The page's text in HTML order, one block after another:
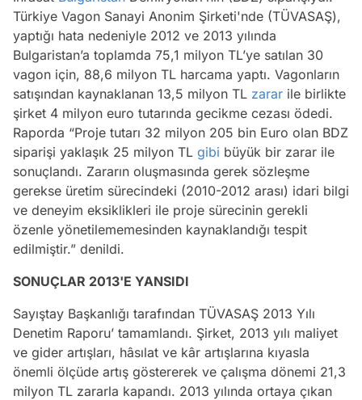
Türkiye Vagon Sanayi Anonim Şirketi'nde (TÜVASAŞ),
yaptığı hata nedeniyle 2012 ve 2013 yılında
Bulgaristan’a toplamda 75,1 milyon TL’ye satılan 30
vagon için, 88,6 milyon TL harcama yaptı. Vagonların
satışından kaynaklanan 13,5 milyon TL zarar ile birlikte
şirket 4 milyon euro tutarında gecikme cezası ödedi.
Raporda “Proje tutarı 32 milyon 205 bin Euro olan BDZ
siparişi yaklaşık 25 milyon TL gibi büyük bir zarar ile
sonuçlandı. Zararın oluşmasında gerek sözleşme
gerekse üretim sürecindeki (2010-2012 arası) idari bilgi
ve deneyim eksiklikleri ile proje sürecinin gerekli
özenle yönetilememesinden kaynaklandığı tespit
edilmiştir.” denildi.
SONUÇLAR 2013'E YANSIDI
Sayıştay Başkanlığı tarafından TÜVASAŞ 2013 Yılı
Denetim Raporu’ tamamlandı. Şirket, 2013 yılı maliyet
ve gider artışları, hâsılat ve kâr artışlarına kıyasla
önemli ölçüde artış göstererek ve çalışma dönemi 21,3
milyon TL zararla kapandı. 2013 yılında ortaya çıkan